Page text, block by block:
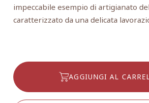
impeccabile esempio di artigianato
caratterizzato da una delicata
AGGIUNGI AL